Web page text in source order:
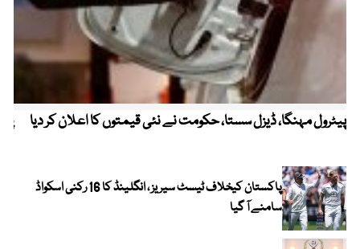
پیٹرول مہنگا، ڈیزل سستا، حکومت نے نئی قیمتوں کا اعلان کر دیا
پاکستان کیخلاف ٹیسٹ سیریز ، انگلینڈ کا 16 رکنی اسکواڈ
سامنے آ گیا